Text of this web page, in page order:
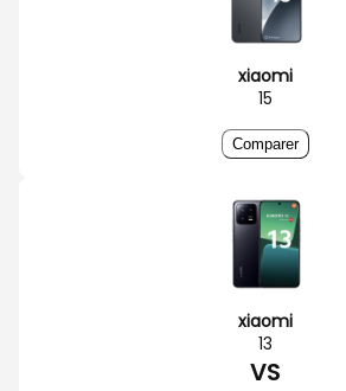
xiaomi
15
Comparer
xiaomi
13
VS